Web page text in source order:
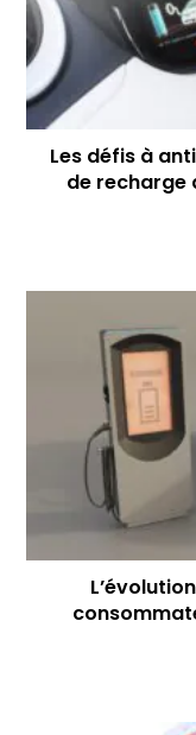
Les défis à
de recharge